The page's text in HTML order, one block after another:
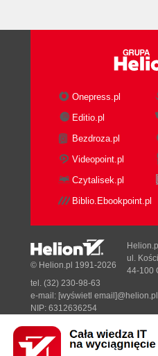
Onepress.pl
Editio.pl
Bezdroza.pl
Videopoint.pl
Czytalisek.pl
Biblio.Ebookpoint.pl
Designed with ♥ byTonik.pl
© Helion.pl 1991-2026
ul.
44-100
tel. (32) 230-98-63
e-mail: [wyświetl email]@helion.pl
NIP: 6312636254